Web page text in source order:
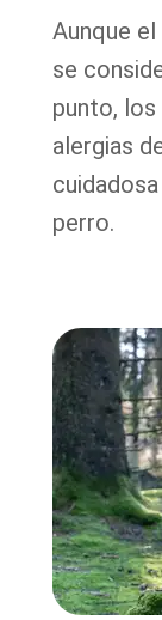
Aunque
se
punto,
alergias
perro.